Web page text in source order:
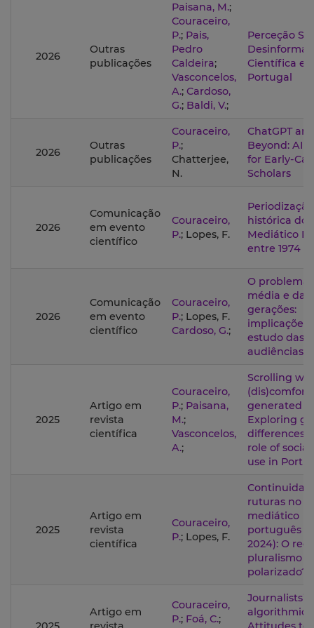
2026
Outras
publicações
Paisana, M.;
Couraceiro,
P.; Pais,
Pedro
Caldeira;
Vasconcelos,
A.; Cardoso,
G.; Baldi, V.;
Perceção
Científica
Portugal
2026
Outras
publicações
Couraceiro,
P.;
Chatterjee,
N.
ChatGPT
Beyond: AI
for Early-
Scholars
2026
Comunicação
em evento
científico
Couraceiro,
P.; Lopes, F.
Periodização
histórica do
Mediático
entre 1974 e
2026
Comunicação
em evento
científico
Couraceiro,
P.; Lopes, F.
Cardoso, G.;
O problema
média e das
gerações:
implicações
estudo das
audiências
2025
Artigo em
revista
científica
Couraceiro,
P.; Paisana,
M.;
Vasconcelos,
A.;
Scrolling
(dis)comfort
generated
Exploring
differences
role of
use in
2025
Artigo em
revista
científica
Couraceiro,
P.; Lopes, F.
ruturas no
mediático
português
2024): O
pluralismo
polarizado?
Artigo em
Couraceiro,
P.; Foá, C.;
Journalists’
algorithmic